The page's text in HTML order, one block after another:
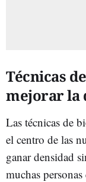
Técnicas
mejorar la
Las técnicas de
el centro de las
ganar densidad
muchas